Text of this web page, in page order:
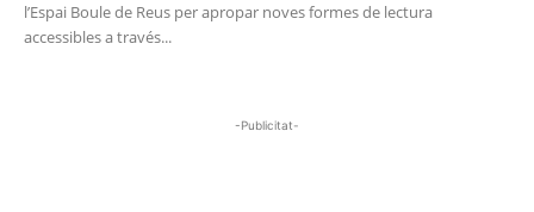
l’Espai Boule de Reus per apropar noves formes de lectura
accessibles a través...
-Publicitat-